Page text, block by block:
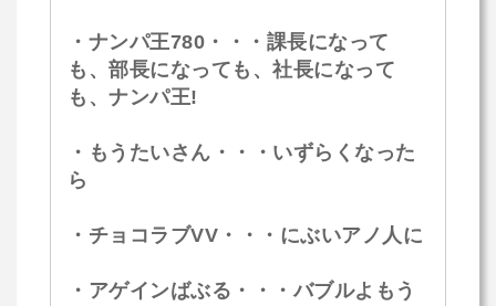
・ナンパ王780・・・課長になって
も、部長になっても、社長になって
も、ナンパ王!
・もうたいさん・・・いずらくなった
ら
・チョコラブVV・・・にぶいアノ人に
・アゲインばぶる・・・バブルよもう